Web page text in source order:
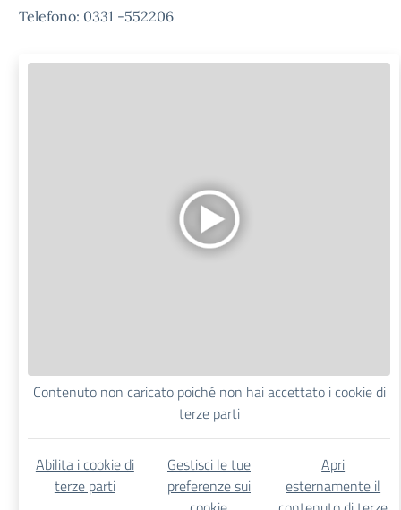
Telefono: 0331 -552206
Contenuto non caricato poiché non hai accettato i cookie di
terze parti
Abilita i cookie di
terze parti
Gestisci le tue
preferenze sui
Apri
esternamente il